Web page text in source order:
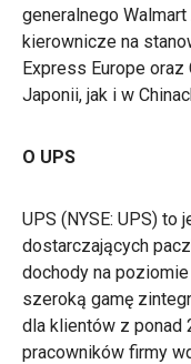
generalnego Walmart
kierownicze na
Express Europe oraz
Japonii, jak i w
O UPS
UPS (NYSE: UPS) to
dostarczających
dochody na
szeroką gamę
dla klientów z ponad
pracowników firmy